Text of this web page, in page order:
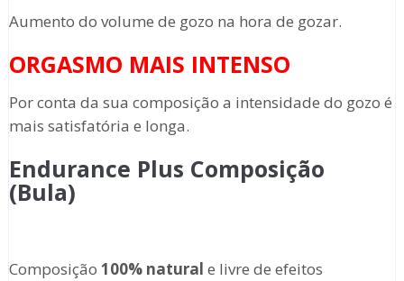
Aumento do volume de gozo na hora de gozar.
ORGASMO MAIS INTENSO
Por conta da sua composição a intensidade do gozo é
mais satisfatória e longa.
Endurance Plus Composição
(Bula)
Composição 100% natural e livre de efeitos